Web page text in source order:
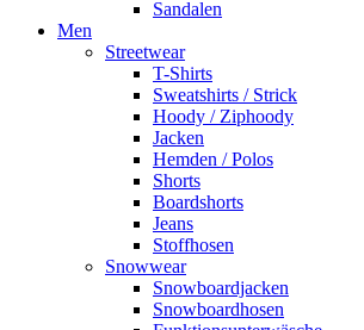
Sandalen
Men
Streetwear
T-Shirts
Sweatshirts / Strick
Hoody / Ziphoody
Jacken
Hemden / Polos
Shorts
Boardshorts
Jeans
Stoffhosen
Snowwear
Snowboardjacken
Snowboardhosen